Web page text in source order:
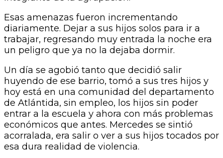
Esas amenazas fueron incrementando
diariamente. Dejar a sus hijos solos para ir a
trabajar, regresando muy entrada la noche era
un peligro que ya no la dejaba dormir.
Un día se agobió tanto que decidió salir
huyendo de ese barrio, tomó a sus tres hijos y
hoy está en una comunidad del departamento
de Atlántida, sin empleo, los hijos sin poder
entrar a la escuela y ahora con más problemas
económicos que antes. Mercedes se sintió
acorralada, era salir o ver a sus hijos tocados por
esa dura realidad de violencia.